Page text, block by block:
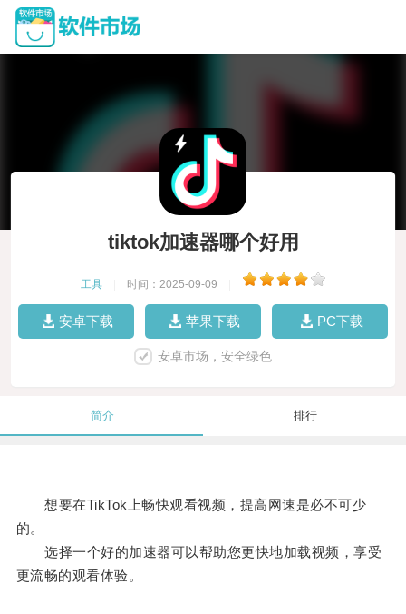
tiktok加速器哪个好用
工具 时间：2025-09-09
安卓下载 苹果下载 PC下载
安卓市场，安全绿色
简介 排行
想要在TikTok上畅快观看视频，提高网速是必不可少
的。
选择一个好的加速器可以帮助您更快地加载视频，享受
更流畅的观看体验。